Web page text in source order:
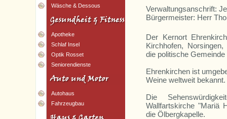
Wäsche & Dessous
Apotheke
Schlaf Insel
Optik Rosset
Seniorendienste
Autohaus
Fahrzeugbau
Verwaltungsanschrift:
Bürgermeister: Herr
Der Kernort
Kirchhofen,
die politische
Ehrenkirchen ist
Weine weltweit bekannt.
Die
Wallfartskirche "Mariä
die Ölbergkapelle.